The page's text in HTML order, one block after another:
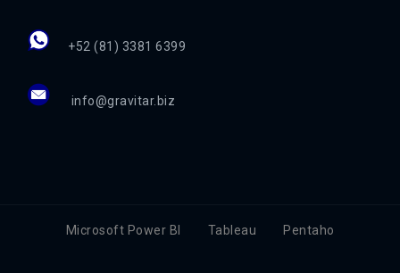
+52 (81) 3381 6399
info@gravitar.biz
Microsoft Power BI Tableau Pentaho